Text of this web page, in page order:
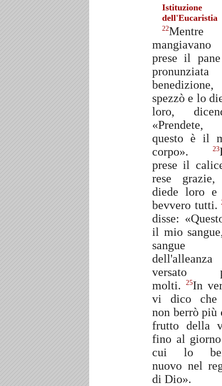
Istituzione
dell'Eucaristia
22Mentre
mangiavano
prese il
spezzò e lo
loro,
«Prendete,
questo è il
corpo».
23
prese il
rese
diede loro e
bevvero tutti.
disse:
il mio
sangue
dell'alleanza
versato
molti.
25In
vi dico
non berrò più
frutto della
fino al
cui lo
nuovo nel
di Dio».